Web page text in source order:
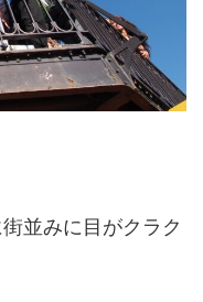
並みに目がクラク